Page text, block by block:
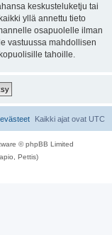
keskusteluketju tai
yllä annettu tieto
osapuolelle ilman
vastuussa mahdollisen
tahoille.
Kaikki ajat ovat UTC
© phpBB Limited
Pettis)